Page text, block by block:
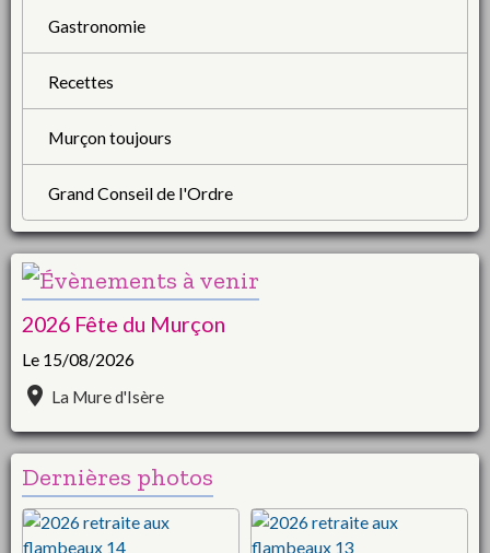
Gastronomie
Recettes
Murçon toujours
Grand Conseil de l'Ordre
2026 Fête du Murçon
Le 15/08/2026
La Mure d'Isère
Dernières photos